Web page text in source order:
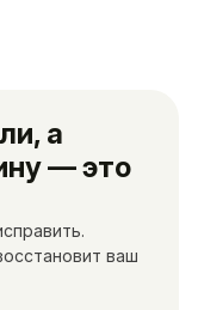
а
— это
ваш